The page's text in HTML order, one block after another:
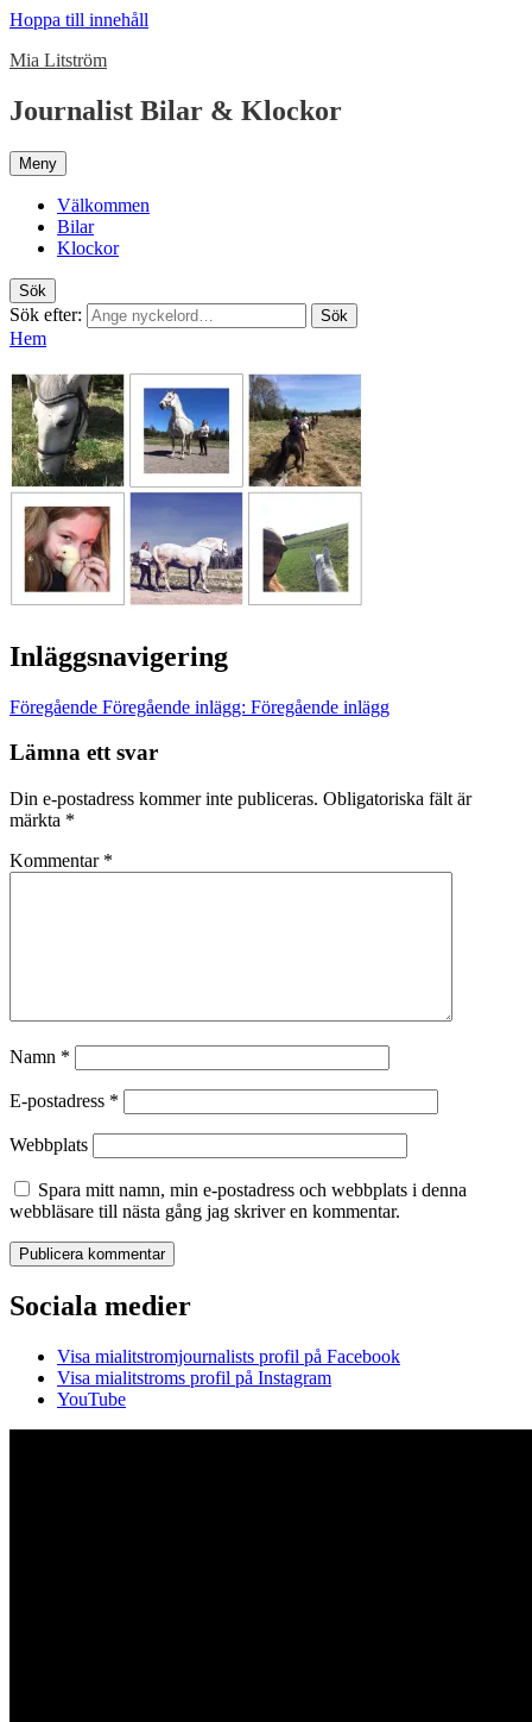
Hoppa till innehåll
Mia Litström
Journalist Bilar & Klockor
Meny
Välkommen
Bilar
Klockor
Sök
Sök efter: Sök
Hem
Inläggsnavigering
Föregående Föregående inlägg: Föregående inlägg
Lämna ett svar
Din e-postadress kommer inte publiceras. Obligatoriska fält är
märkta *
Kommentar *
Namn *
E-postadress *
Webbplats
Spara mitt namn, min e-postadress och webbplats i denna
webbläsare till nästa gång jag skriver en kommentar.
Sociala medier
Visa mialitstromjournalists profil på Facebook
Visa mialitstroms profil på Instagram
YouTube